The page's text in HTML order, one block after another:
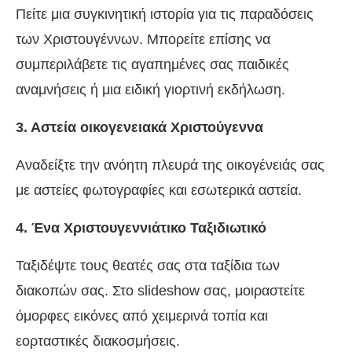
Πείτε μια συγκινητική ιστορία για τις παραδόσεις
των Χριστουγέννων. Μπορείτε επίσης να
συμπεριλάβετε τις αγαπημένες σας παιδικές
αναμνήσεις ή μια ειδική γιορτινή εκδήλωση.
3. Αστεία οικογενειακά Χριστούγεννα
Αναδείξτε την ανόητη πλευρά της οικογένειάς σας
με αστείες φωτογραφίες και εσωτερικά αστεία.
4. Ένα Χριστουγεννιάτικο Ταξιδιωτικό
Ταξιδέψτε τους θεατές σας στα ταξίδια των
διακοπών σας. Στο slideshow σας, μοιραστείτε
όμορφες εικόνες από χειμερινά τοπία και
εορταστικές διακοσμήσεις.